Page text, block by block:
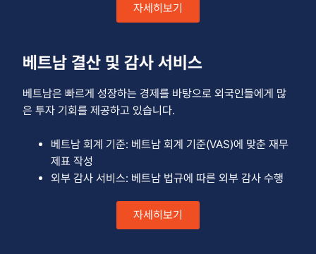
자세히보기
베트남 결산 및 감사 서비스
베트남은 빠르게 성장하는 경제를 바탕으로 외국인들에게 많
은 투자 기회를 제공하고 있습니다.
베트남 회계 기준: 베트남 회계 기준(VAS)에 맞춘 재무
제표 작성
외부 감사 서비스: 베트남 법규에 따른 외부 감사 수행
자세히보기